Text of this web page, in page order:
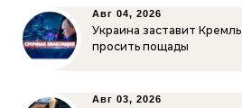
Авг 04, 2026
Украина заставит Кремль
просить пощады
Авг 03, 2026